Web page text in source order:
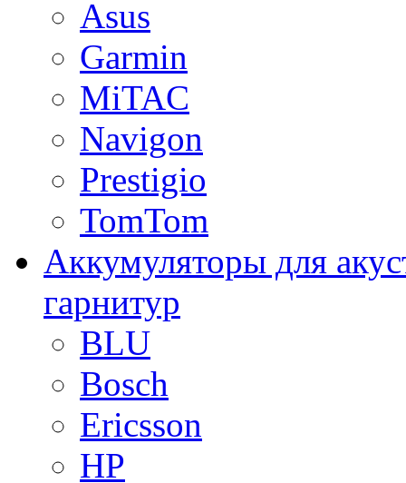
Asus
Garmin
MiTAC
Navigon
Prestigio
TomTom
Аккумуляторы для
гарнитур
BLU
Bosch
Ericsson
HP